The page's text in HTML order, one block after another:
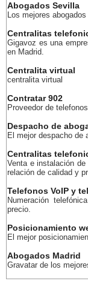
Abogados Sevilla
Los mejores
Centralitas
Gigavoz es una
en Madrid.
Centralita virtual
centralita virtual
Contratar 902
Proveedor de
Despacho de
El mejor despacho de
Centralitas
Venta e instalación
relación de calidad y
Telefonos VoIP y
Numeración
precio.
Posicionamiento
El mejor
Abogados Madrid
Gravatar de los